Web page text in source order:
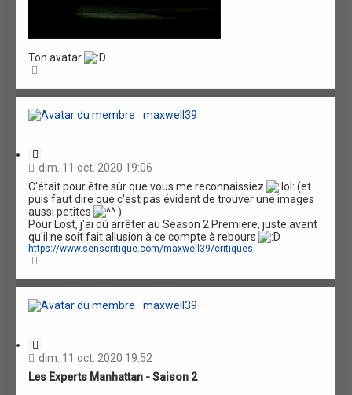
Ton avatar
u
maxwell39
i
a
t
i
o
n
dim. 11 oct. 2020 19:06
C'était pour être sûr que vous me reconnaissiez
(et
puis faut dire que c'est pas évident de trouver une images
aussi petites
)
Pour Lost, j'ai dû arrêter au Season 2 Premiere, juste avant
qu'il ne soit fait allusion à ce compte à rebours
https://www.senscritique.com/maxwell39/critiques
u
maxwell39
i
a
dim. 11 oct. 2020 19:52
Les Experts Manhattan - Saison 2